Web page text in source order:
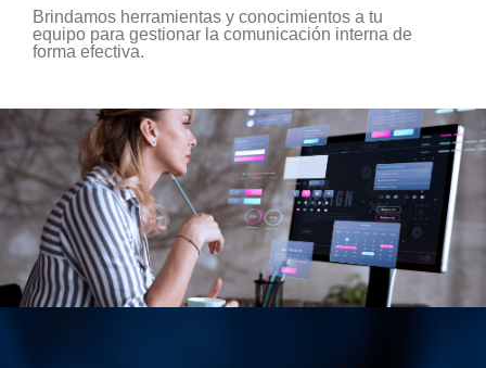
Brindamos herramientas y conocimientos a tu
equipo para gestionar la comunicación interna de
forma efectiva.